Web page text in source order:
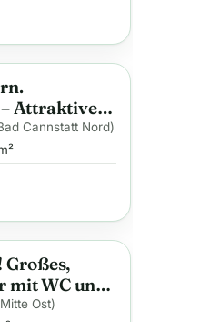
Attraktives
Cannstatt Nord)
Großes,
mit WC und
*
Ost)